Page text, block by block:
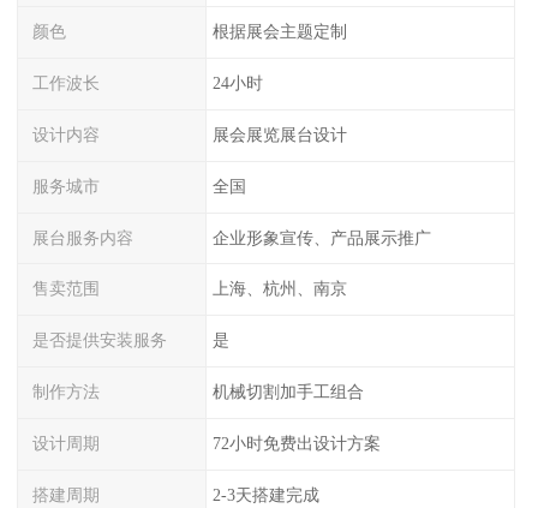
颜色 根据展会主题定制
工作波长 24小时
设计内容 展会展览展台设计
服务城市 全国
展台服务内容 企业形象宣传、产品展示推广
售卖范围 上海、杭州、南京
是否提供安装服务 是
制作方法 机械切割加手工组合
设计周期 72小时免费出设计方案
搭建周期 2-3天搭建完成